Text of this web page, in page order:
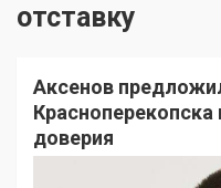
отставку
Аксенов
Красноперекопска
доверия